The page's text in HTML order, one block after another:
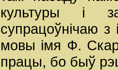
культуры і
супрацоўнічаю
мовы імя Ф.
працы, бо быў